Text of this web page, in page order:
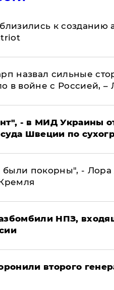
к созданию
назвал сильные
в войне с Россией, –
- в МИД Украины
Швеции по
покорны", - Лора
НПЗ,
второго